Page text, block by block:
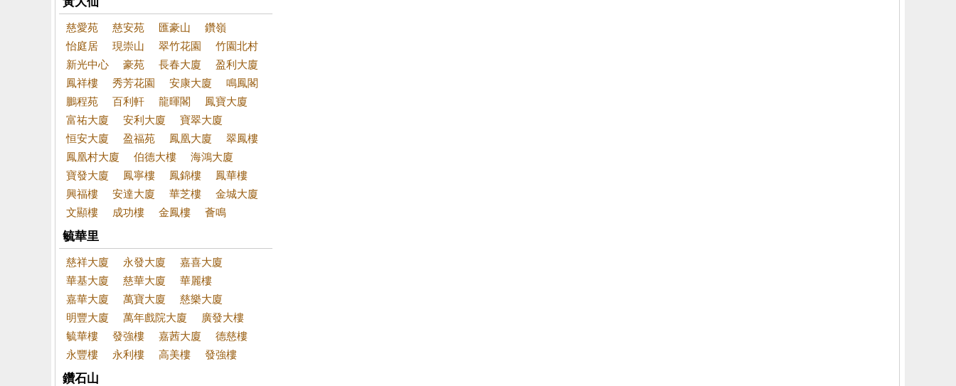
慈愛苑 慈安苑 匯豪山
鑽嶺
怡庭居
現崇山 翠竹花園
竹園北村
新光中心
豪苑 長春大廈
盈利大廈
鳳祥樓
秀芳花園 安康大廈
鳴鳳閣
鵬程苑
百利軒 龍暉閣
鳳寶大廈
富祐大廈
安利大廈
寶翠大廈
恒安大廈
盈福苑 鳳凰大廈
翠鳳樓
鳳凰村大廈
伯德大樓
海鴻大廈
寶發大廈
鳳寧樓 鳳錦樓
鳳華樓
興福樓
安達大廈 華芝樓
金城大廈
文顯樓
成功樓 金鳳樓 薈鳴
毓華里
慈祥大廈 永發大廈
嘉喜大廈
華基大廈
慈華大廈
華麗樓
嘉華大廈
萬寶大廈
慈樂大廈
明豐大廈
萬年戲院大廈
廣發大樓
毓華樓
發強樓 嘉茜大廈
德慈樓
永豐樓
永利樓 高美樓 發強樓
鑽石山